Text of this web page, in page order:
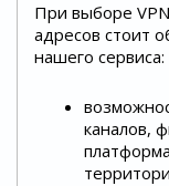
При выборе
адресов стоит
нашего сервиса:
каналов,